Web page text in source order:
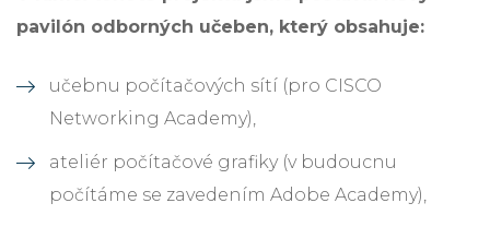
pavilón odborných učeben, který obsahuje:
učebnu počítačových sítí (pro CISCO
Networking Academy),
ateliér počítačové grafiky (v budoucnu
počítáme se zavedením Adobe Academy),